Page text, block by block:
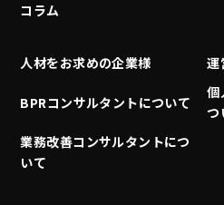
コラム
人材をお求めの企業様 運
BPRコンサルタントについて
個
つ
業務改善コンサルタントにつ
いて